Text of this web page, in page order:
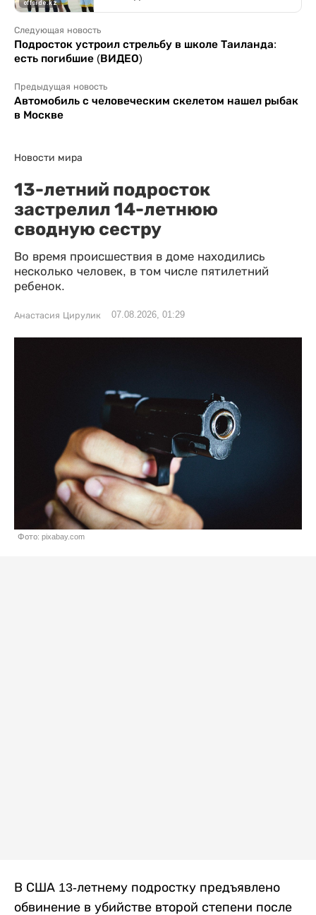
Следующая новость
Подросток устроил стрельбу в школе Таиланда:
есть погибшие (ВИДЕО)
Предыдущая новость
Автомобиль с человеческим скелетом нашел рыбак
в Москве
Новости мира
13-летний подросток
застрелил 14-летнюю
сводную сестру
Во время происшествия в доме находились
несколько человек, в том числе пятилетний
ребенок.
Анастасия Цирулик 07.08.2026, 01:29
Фото: pixabay.com
В США 13-летнему подростку предъявлено
обвинение в убийстве второй степени после